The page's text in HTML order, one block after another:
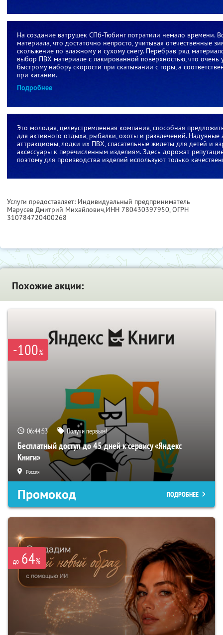
На создание ватрушек СПб-Тюбинг потратили немало времени.
материала, что достаточно непросто, учитывая отечественные
скольжение по влажному и сухому снегу. Перебрав ряд
выбор ПВХ материале с лакированной поверхностью, что очень
быстрому набору скорости при скатывании с горы, а
при катании.
Подробнее
Это молодая, целеустремленная компания, способная
для активного отдыха, рыбалки, охоты и развлечений.
аттракционы, лодки их ПВХ, спасательные жилеты для детей и
аксессуары к перечисленным изделиям. Здесь дорожат
поэтому для производства изделий используют только
Услуги предоставляет: Индивидуальный предприниматель
Марусев Дмитрий Михайлович,ИНН 780430397950, ОГРН
310784720400268
Похожие акции:
-100%
06:44:51 Получи первым!
Бесплатный доступ до 45 дней к сервису «Яндекс
Книги»
Россия
Промокод ПОДРОБНЕЕ
до 64%